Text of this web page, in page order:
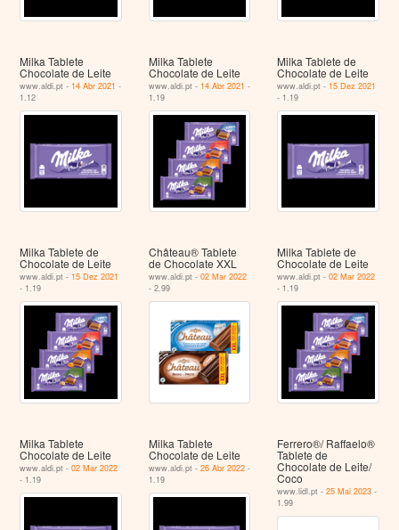
Milka Tablete
Chocolate de Leite
www.aldi.pt - 14 Abr 2021 -
1.12
Milka Tablete
Chocolate de Leite
www.aldi.pt - 14 Abr 2021 -
1.19
Milka Tablete de
Chocolate de Leite
www.aldi.pt - 15 Dez 2021
- 1.19
Milka Tablete de
Chocolate de Leite
www.aldi.pt - 15 Dez 2021
- 1.19
Château® Tablete
de Chocolate XXL
www.aldi.pt - 02 Mar 2022
- 2.99
Milka Tablete de
Chocolate de Leite
www.aldi.pt -02 Mar 2022
- 1.19
Milka Tablete
Chocolate de Leite
www.aldi.pt -02 Mar 2022
- 1.19
Milka Tablete
Chocolate de Leite
www.aldi.pt - 26 Abr 2022-
1.19
Ferrero®/ Raffaelo®
Tablete de
Chocolate de Leite/
Coco
www.lidl.pt -25 Mai 2023 -
1.99